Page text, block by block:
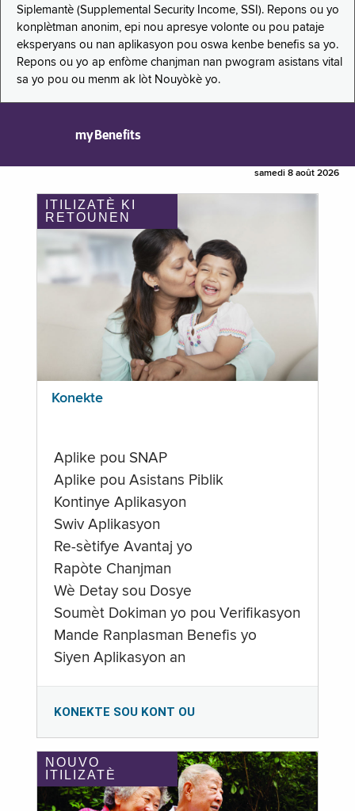
Siplemantè (Supplemental Security Income, SSI). Repons ou yo
konplètman anonim, epi nou apresye volonte ou pou pataje
eksperyans ou nan aplikasyon pou oswa kenbe benefis sa yo.
Repons ou yo ap enfòme chanjman nan pwogram asistans vital
sa yo pou ou menm ak lòt Nouyòkè yo.
myBenefits
samedi 8 août 2026
ITILIZATÈ KI
RETOUNEN
Konekte
Aplike pou SNAP
Aplike pou Asistans Piblik
Kontinye Aplikasyon
Swiv Aplikasyon
Re-sètifye Avantaj yo
Rapòte Chanjman
Wè Detay sou Dosye
Soumèt Dokiman yo pou Verifikasyon
Mande Ranplasman Benefis yo
Siyen Aplikasyon an
KONEKTE SOU KONT OU
NOUVO
ITILIZATÈ